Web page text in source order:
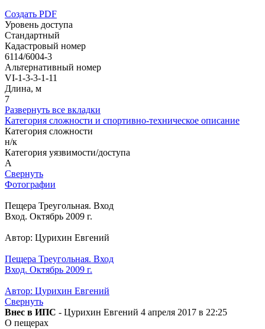
Создать PDF
Уровень доступа
Стандартный
Кадастровый номер
6114/6004-3
Альтернативный номер
VI-1-3-3-1-11
Длина, м
7
Развернуть все вкладки
Категория сложности и спортивно-техническое описание
Категория сложности
н/к
Категория уязвимости/доступа
A
Свернуть
Фотографии
Пещера Треугольная. Вход
Вход. Октябрь 2009 г.
Автор: Цурихин Евгений
Пещера Треугольная. Вход
Вход. Октябрь 2009 г.
Автор: Цурихин Евгений
Свернуть
Внес в ИПС - Цурихин Евгений 4 апреля 2017 в 22:25
О пещерах